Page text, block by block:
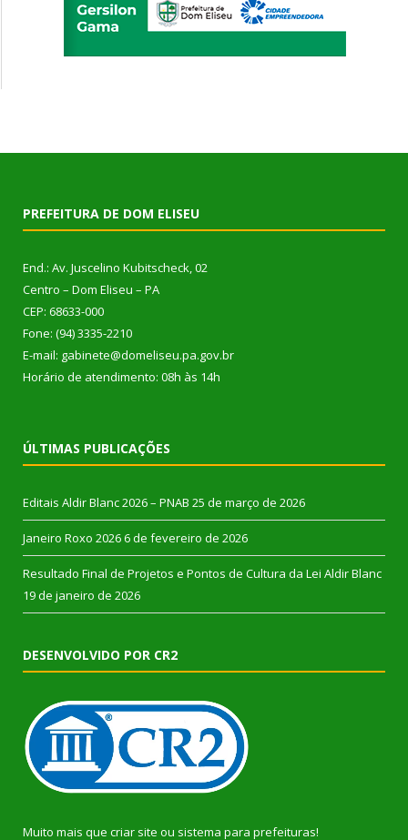
PREFEITURA DE DOM ELISEU
End.: Av. Juscelino Kubitscheck, 02
Centro – Dom Eliseu – PA
CEP: 68633-000
Fone: (94) 3335-2210
E-mail: gabinete@domeliseu.pa.gov.br
Horário de atendimento: 08h às 14h
ÚLTIMAS PUBLICAÇÕES
Editais Aldir Blanc 2026 – PNAB 25 de março de 2026
Janeiro Roxo 2026 6 de fevereiro de 2026
Resultado Final de Projetos e Pontos de Cultura da Lei Aldir Blanc
19 de janeiro de 2026
DESENVOLVIDO POR CR2
Muito mais que criar site ou sistema para prefeituras!